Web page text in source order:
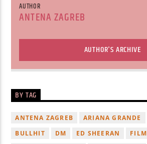
AUTHOR
ANTENA ZAGREB
AUTHOR'S ARCHIVE
BY TAG
ANTENA ZAGREB ARIANA GRANDE
BULLHIT
DM ED SHEERAN
FILM